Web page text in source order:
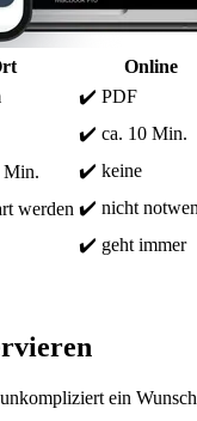
Online
✔️ PDF
✔️ ca. 10 Min.
Min.
✔️ keine
werden ✔️ nicht
✔️ geht immer
ein